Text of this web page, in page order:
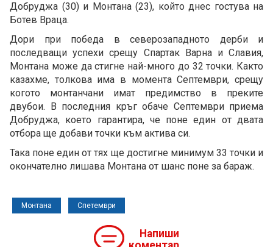
Добруджа (30) и Монтана (23), който днес гостува на
Ботев Враца.
Дори при победа в северозападното дерби и
последващи успехи срещу Спартак Варна и Славия,
Монтана може да стигне най-много до 32 точки. Както
казахме, толкова има в момента Септември, срещу
когото монтанчани имат предимство в преките
двубои. В последния кръг обаче Септември приема
Добруджа, което гарантира, че поне един от двата
отбора ще добави точки към актива си.
Така поне един от тях ще достигне минимум 33 точки и
окончателно лишава Монтана от шанс поне за бараж.
Монтана Спетември
Напиши